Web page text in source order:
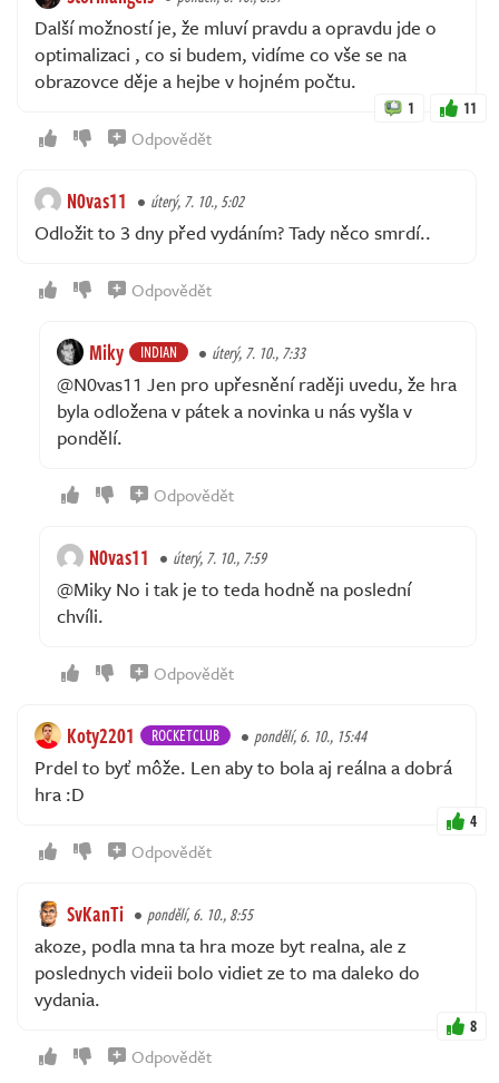
Další možností je, že mluví pravdu a opravdu jde o
optimalizaci , co si budem, vidíme co vše se na
obrazovce děje a hejbe v hojném počtu.
1 11
Odpovědět
N0vas11 úterý, 7. 10., 5:02
Odložit to 3 dny před vydáním? Tady něco smrdí..
Odpovědět
Miky INDIAN úterý, 7. 10., 7:33
@N0vas11 Jen pro upřesnění raději uvedu, že hra
byla odložena v pátek a novinka u nás vyšla v
pondělí.
Odpovědět
N0vas11 úterý, 7. 10., 7:59
@Miky No i tak je to teda hodně na poslední
chvíli.
Odpovědět
Koty2201 ROCKETCLUB pondělí, 6. 10., 15:44
Prdel to byť môže. Len aby to bola aj reálna a dobrá
hra :D
4
Odpovědět
SvKanTi pondělí, 6. 10., 8:55
akoze, podla mna ta hra moze byt realna, ale z
poslednych videii bolo vidiet ze to ma daleko do
vydania.
8
Odpovědět